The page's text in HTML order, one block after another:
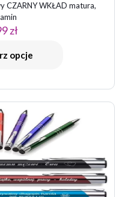
CZARNY WKŁAD matura,
zł
opcje